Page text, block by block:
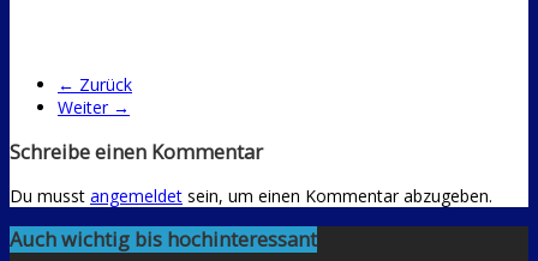
← Zurück
Weiter →
Schreibe einen Kommentar
Du musst angemeldet sein, um einen Kommentar abzugeben.
Auch wichtig bis hochinteressant